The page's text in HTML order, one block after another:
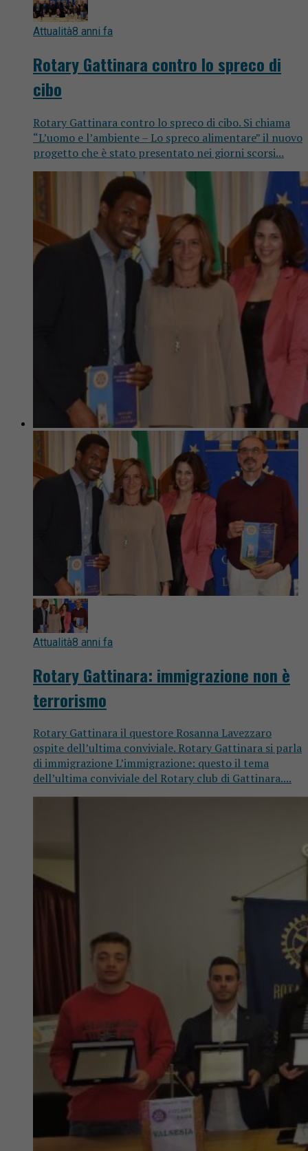
Attualità8 anni fa
Rotary Gattinara contro lo spreco di
cibo
Rotary Gattinara contro lo spreco di cibo. Si chiama
“L’uomo e l’ambiente – Lo spreco alimentare” il nuovo
progetto che è stato presentato nei giorni scorsi...
Attualità8 anni fa
Rotary Gattinara: immigrazione non è
terrorismo
Rotary Gattinara il questore Rosanna Lavezzaro
ospite dell’ultima conviviale. Rotary Gattinara si parla
di immigrazione L’immigrazione: questo il tema
dell’ultima conviviale del Rotary club di Gattinara....